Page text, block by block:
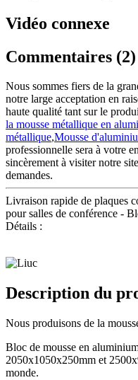
Vidéo connexe
Commentaires (2)
Nous sommes fiers de la
notre large acceptation en
haute qualité tant sur le
la mousse métallique en
métallique,Mousse
professionnelle sera à votre
sincèrement à visiter notre
demandes.
Livraison rapide de plaques
pour salles de conférence -
Détails :
Description du
Nous produisons de la
Bloc de mousse en
2050x1050x250mm et
monde.